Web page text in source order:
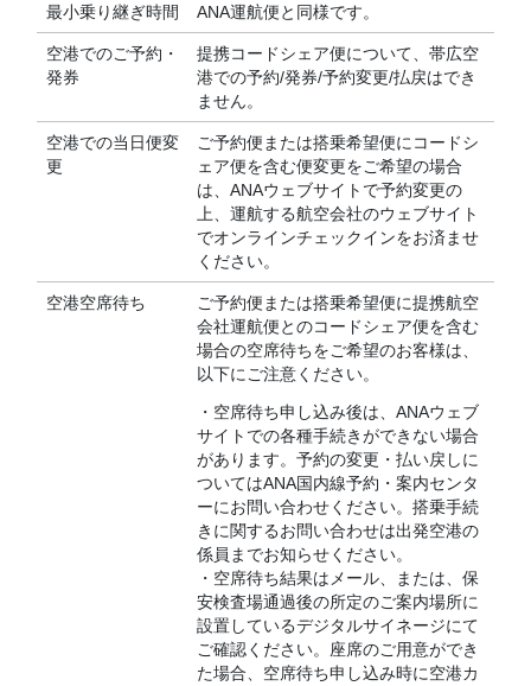
最小乗り継ぎ時間 ANA運航便と同様です。
空港でのご予約・
発券
提携コードシェア便について、帯広空
港での予約/発券/予約変更/払戻はでき
ません。
空港での当日便変
更
ご予約便または搭乗希望便にコードシ
ェア便を含む便変更をご希望の場合
は、ANAウェブサイトで予約変更の
上、運航する航空会社のウェブサイト
でオンラインチェックインをお済ませ
ください。
空港空席待ち
ご予約便または搭乗希望便に提携航空
会社運航便とのコードシェア便を含む
場合の空席待ちをご希望のお客様は、
以下にご注意ください。
・空席待ち申し込み後は、ANAウェブ
サイトでの各種手続きができない場合
があります。予約の変更・払い戻しに
ついてはANA国内線予約・案内センタ
ーにお問い合わせください。搭乗手続
きに関するお問い合わせは出発空港の
係員までお知らせください。
・空席待ち結果はメール、または、保
安検査場通過後の所定のご案内場所に
設置しているデジタルサイネージにて
ご確認ください。座席のご用意ができ
た場合、空席待ち申し込み時に空港カ